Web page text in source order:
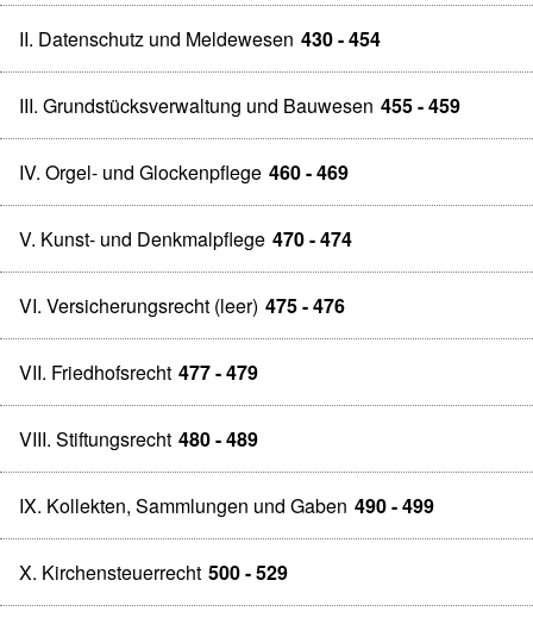
II. Datenschutz und Meldewesen 430 - 454
III. Grundstücksverwaltung und Bauwesen 455 - 459
IV. Orgel- und Glockenpflege 460 - 469
V. Kunst- und Denkmalpflege 470 - 474
VI. Versicherungsrecht (leer) 475 - 476
VII. Friedhofsrecht 477 - 479
VIII. Stiftungsrecht 480 - 489
IX. Kollekten, Sammlungen und Gaben 490 - 499
X. Kirchensteuerrecht 500 - 529